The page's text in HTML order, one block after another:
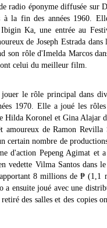
radio éponyme diffusée sur
à la fin des années 1960.
Ibigin Ka, une entrée au
de Joseph Estrada
son rôle d'Imelda Marcos
celui du meilleur film.
le rôle principal dans
1970. Elle a joué les
Hilda Koronel et Gina Alajar
de Ramon
certain nombre de
d'action Pepeng Agimat et
vedette Vilma Santos dans
8 millions de ₱
a ensuite joué avec une
des salles et des copies